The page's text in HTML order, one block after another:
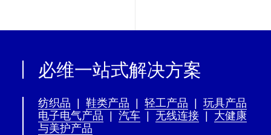
必维一站式解决方案
纺织品 |鞋类产品 |轻工产品 |玩具产品
电子电气产品 |汽车 无线连接
大健康
与美护产品